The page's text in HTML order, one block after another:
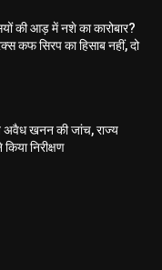
की आड़ में नशे का कारोबार?
कफ सिरप का हिसाब नहीं, दो
अवैध खनन की जांच, राज्य
निरीक्षण